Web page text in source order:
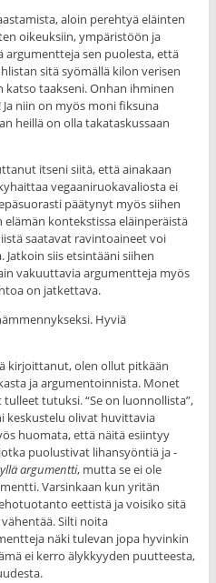
aloin perehtyä eläinten
oikeuksiin, ympäristöön ja
sen puolesta, että
sitä syömällä kilon verisen
katso taakseni. Onhan ihminen
niin on myös moni fiksuna
heillä on olla takataskussaan
itseni siitä, että ainakaan
vegaaniruokavaliosta ei
päätynyt myös siihen
kontekstissa eläinperäistä
saatavat ravintoaineet voi
siis etsintääni siihen
vakuuttavia argumentteja myös
on jatkettava.
Hyviä
kirjoittanut, olen ollut pitkään
ja argumentoinnista. Monet
tutuksi. “Se on luonnollista”,
keskustelu olivat huvittavia
huomata, että näitä esiintyy
puolustivat lihansyöntiä ja -
argumentti, mutta se ei ole
Varsinkaan kun yritän
eettistä ja voisiko sitä
Silti noita
näki tulevan jopa hyvinkin
ei kerro älykkyyden puutteesta,